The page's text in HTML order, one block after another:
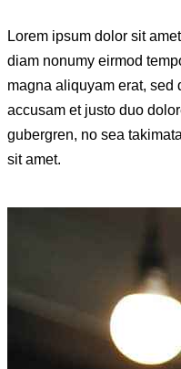
Lorem ipsum dolor sit
diam nonumy eirmod
magna aliquyam erat, sed
accusam et justo duo
gubergren, no sea
sit amet.